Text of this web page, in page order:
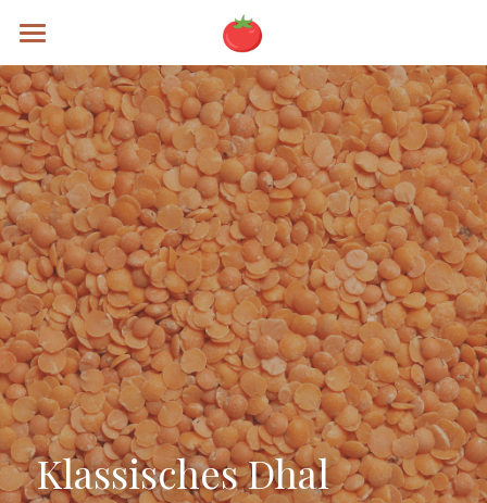
Rezepte
Alle Kategorien
Brunch
Mains
Soups
Specials
Sweets
Testing
Klassisches Dhal